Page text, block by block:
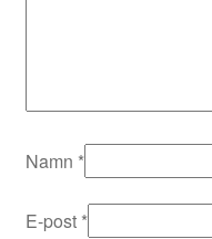
Namn *
E-post *